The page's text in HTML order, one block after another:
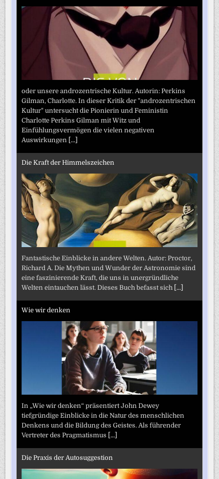
oder unsere androzentrische Kultur. Autorin: Perkins
Gilman, Charlotte. In dieser Kritik der "androzentrischen
Kultur" untersucht die Pionierin und Feministin
Charlotte Perkins Gilman mit Witz und
Einfühlungsvermögen die vielen negativen
Auswirkungen [...]
Die Kraft der Himmelszeichen
Fantastische Einblicke in andere Welten. Autor: Proctor,
Richard A. Die Mythen und Wunder der Astronomie sind
eine faszinierende Kraft, die uns in unergründliche
Welten eintauchen lässt. Dieses Buch befasst sich [...]
Wie wir denken
In „Wie wir denken“ präsentiert John Dewey
tiefgründige Einblicke in die Natur des menschlichen
Denkens und die Bildung des Geistes. Als führender
Vertreter des Pragmatismus [...]
Die Praxis der Autosuggestion